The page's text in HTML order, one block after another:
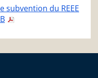
subvention du REEE